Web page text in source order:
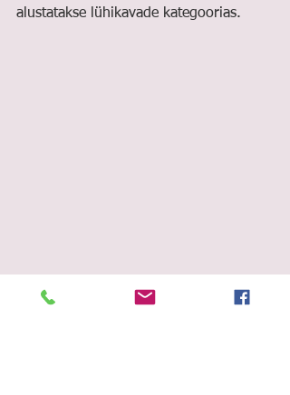
alustatakse lühikavade kategoorias.